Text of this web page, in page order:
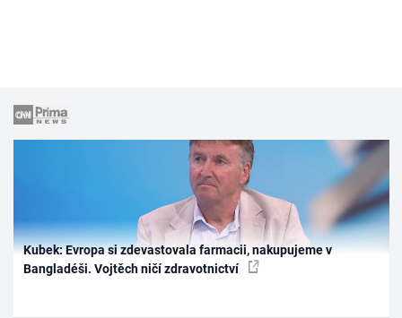
Kubek: Evropa si zdevastovala farmacii, nakupujeme v
Bangladéši. Vojtěch ničí zdravotnictví